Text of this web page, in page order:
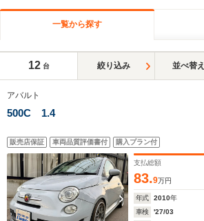
一覧から探す
12 台 絞り込み 並べ替え
アバルト
500C 1.4
販売店保証 車両品質評価書付 購入プラン付
支払総額
83.9万円
年式 2010年
車検
'27/03